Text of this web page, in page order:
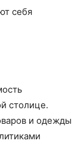
себя
столице.
и одежды